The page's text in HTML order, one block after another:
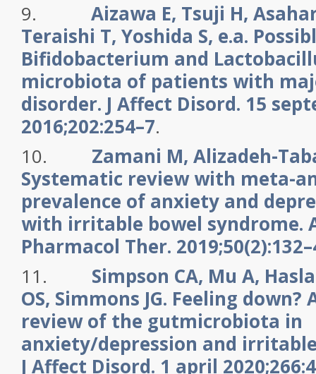
9. Aizawa E, Tsuji H,
Teraishi T, Yoshida S, e.a.
Bifidobacterium and
microbiota of patients with
disorder. J Affect Disord. 15
2016;202:254–7.
10. Zamani M, Alizadeh-
Systematic review with meta-
prevalence of anxiety and
with irritable bowel syndrome.
Pharmacol Ther.
11. Simpson CA, Mu A,
OS, Simmons JG. Feeling
review of the gutmicrobiota in
anxiety/depression and
J Affect Disord. 1 april